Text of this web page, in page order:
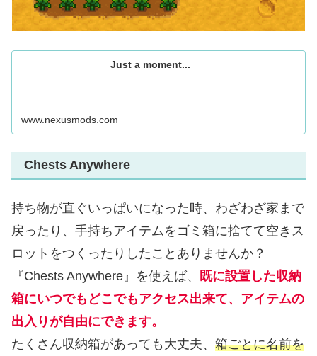
Just a moment...
www.nexusmods.com
Chests Anywhere
持ち物が直ぐいっぱいになった時、わざわざ家まで
戻ったり、手持ちアイテムをゴミ箱に捨てて空きス
ロットをつくったりしたことありませんか？
『Chests Anywhere』を使えば、 既に設置した収納
箱にいつでもどこでもアクセス出来て、アイテムの
出入りが自由にできます。
たくさん収納箱があっても大丈夫、 箱ごとに名前を